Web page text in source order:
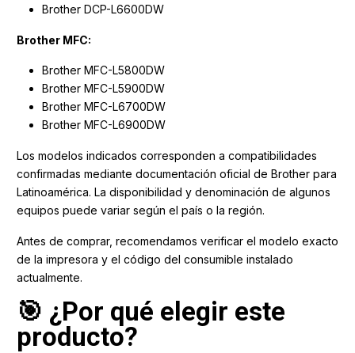
Brother DCP-L6600DW
Brother MFC:
Brother MFC-L5800DW
Brother MFC-L5900DW
Brother MFC-L6700DW
Brother MFC-L6900DW
Los modelos indicados corresponden a compatibilidades
confirmadas mediante documentación oficial de Brother para
Latinoamérica. La disponibilidad y denominación de algunos
equipos puede variar según el país o la región.
Antes de comprar, recomendamos verificar el modelo exacto
de la impresora y el código del consumible instalado
actualmente.
🎯 ¿Por qué elegir este
producto?